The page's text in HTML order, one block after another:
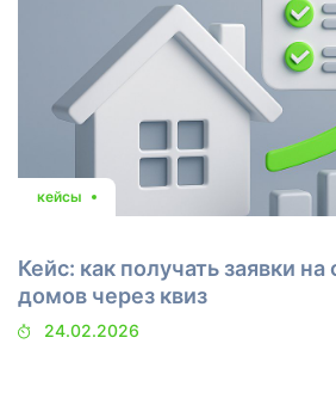
кейсы
Кейс: как получать заявки на
домов через квиз
24.02.2026